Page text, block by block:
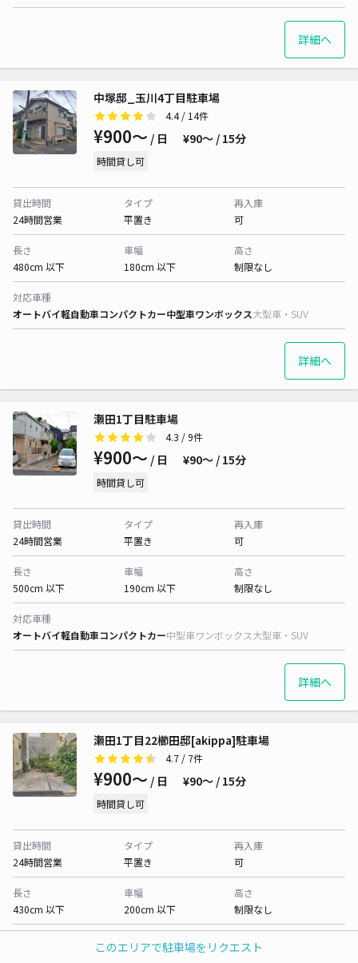
このエリアで駐車場をリクエスト
詳細へ
中塚邸_玉川4丁目駐車場
4.4/ 14件
¥900〜 / 日 ¥90〜 / 15分
時間貸し可
貸出時間
24時間営業
タイプ
平置き
再入庫
可
長さ
480cm 以下
車幅
180cm 以下
高さ
制限なし
対応車種
オートバイ軽自動車コンパクトカー中型車ワンボックス大型車・SUV
詳細へ
瀬田1丁目駐車場
4.3 / 9件
¥900〜 / 日 ¥90〜 / 15分
時間貸し可
貸出時間
24時間営業
タイプ
平置き
再入庫
可
長さ
500cm 以下
車幅
190cm 以下
高さ
制限なし
対応車種
オートバイ軽自動車コンパクトカー中型車ワンボックス大型車・SUV
詳細へ
瀬田1丁目22櫛田邸[akippa]駐車場
4.7 / 7件
¥900〜 / 日 ¥90〜 / 15分
時間貸し可
貸出時間
24時間営業
タイプ
平置き
再入庫
可
長さ
430cm 以下
車幅
200cm 以下
高さ
制限なし
軽自動車コンパクトカー中型車 ワンボックス 大型車・SUV